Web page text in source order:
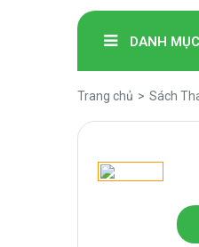
DANH
Trang chủ Sách